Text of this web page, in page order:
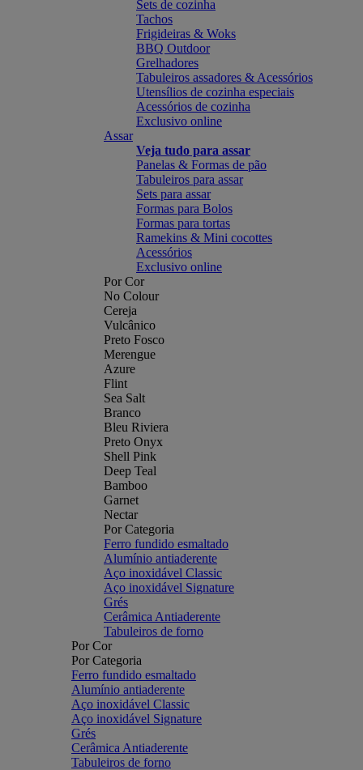
Sets de cozinha
Tachos
Frigideiras & Woks
BBQ Outdoor
Grelhadores
Tabuleiros assadores & Acessórios
Utensílios de cozinha especiais
Acessórios de cozinha
Exclusivo online
Assar
Veja tudo para assar
Panelas & Formas de pão
Tabuleiros para assar
Sets para assar
Formas para Bolos
Formas para tortas
Ramekins & Mini cocottes
Acessórios
Exclusivo online
Por Cor
No Colour
Cereja
Vulcânico
Preto Fosco
Merengue
Azure
Flint
Sea Salt
Branco
Bleu Riviera
Preto Onyx
Shell Pink
Deep Teal
Bamboo
Garnet
Nectar
Por Categoria
Ferro fundido esmaltado
Alumínio antiaderente
Aço inoxidável Classic
Aço inoxidável Signature
Grés
Cerâmica Antiaderente
Tabuleiros de forno
Por Cor
Por Categoria
Ferro fundido esmaltado
Alumínio antiaderente
Aço inoxidável Classic
Aço inoxidável Signature
Grés
Cerâmica Antiaderente
Tabuleiros de forno